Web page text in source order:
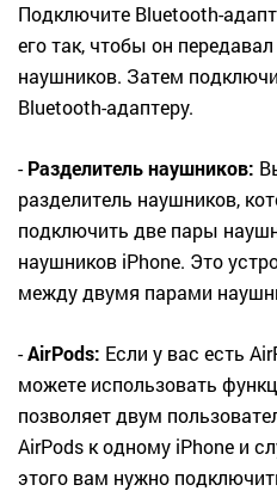
Подключите Bluetooth-
его так, чтобы он
наушников. Затем
Bluetooth-адаптеру.
-Разделитель наушников:
разделитель наушников,
подключить две пары
наушников iPhone. Это
между двумя парами
-AirPods: Если у вас есть
можете использовать
позволяет двум
AirPods к одному iPhone и
этого вам нужно